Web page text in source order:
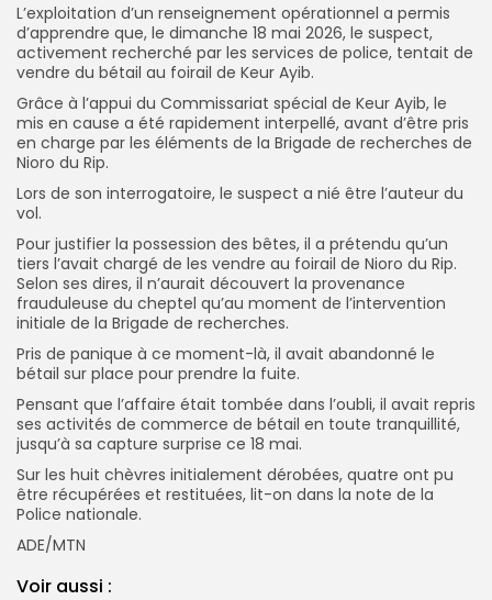
L’exploitation d’un renseignement opérationnel a permis
d’apprendre que, le dimanche 18 mai 2026, le suspect,
activement recherché par les services de police, tentait de
vendre du bétail au foirail de Keur Ayib.
Grâce à l’appui du Commissariat spécial de Keur Ayib, le
mis en cause a été rapidement interpellé, avant d’être pris
en charge par les éléments de la Brigade de recherches de
Nioro du Rip.
Lors de son interrogatoire, le suspect a nié être l’auteur du
vol.
Pour justifier la possession des bêtes, il a prétendu qu’un
tiers l’avait chargé de les vendre au foirail de Nioro du Rip.
Selon ses dires, il n’aurait découvert la provenance
frauduleuse du cheptel qu’au moment de l’intervention
initiale de la Brigade de recherches.
Pris de panique à ce moment-là, il avait abandonné le
bétail sur place pour prendre la fuite.
Pensant que l’affaire était tombée dans l’oubli, il avait repris
ses activités de commerce de bétail en toute tranquillité,
jusqu’à sa capture surprise ce 18 mai.
Sur les huit chèvres initialement dérobées, quatre ont pu
être récupérées et restituées, lit-on dans la note de la
Police nationale.
ADE/MTN
Voir aussi :